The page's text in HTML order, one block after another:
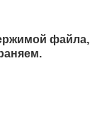
файла,